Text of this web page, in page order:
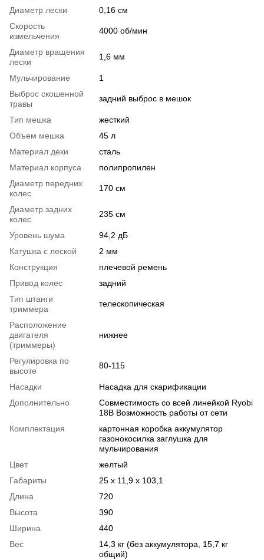
Диаметр лески
0,16 см
Скорость
измельчения
4000 об/мин
Диаметр вращения
лески
1,6 мм
Мульчирование
1
Выброс скошенной
травы
задний выброс в мешок
Тип мешка
жесткий
Объем мешка
45 л
Материал деки
сталь
Материал корпуса
полипропилен
Диаметр передних
колес
170 см
Диаметр задних
колес
235 см
Уровень шума
94,2 дБ
Катушка с леской
2 мм
Конструкция
плечевой ремень
Привод колес
задний
Тип штанги
триммера
телескопическая
Расположение
двигателя
(триммеры)
нижнее
Регулировка по
высоте
80-115
Насадки
Насадка для скарификации
Дополнительно
Совместимость со всей линейкой Ryobi
18В Возможность работы от сети
Комплектация
картонная коробка аккумулятор
газонокосилка заглушка для
мульчирования
Цвет
желтый
Габариты
25 x 11,9 x 103,1
Длина
720
Высота
390
Ширина
440
Вес
14,3 кг (без аккумулятора, 15,7 кг
общий)